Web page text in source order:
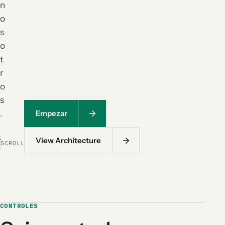
n
o
s
o
t
r
o
s
.
SCROLL
Empezar
View Architecture
CONTROLES